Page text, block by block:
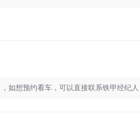
，如想预约看车，可以直接联系铁甲经纪人